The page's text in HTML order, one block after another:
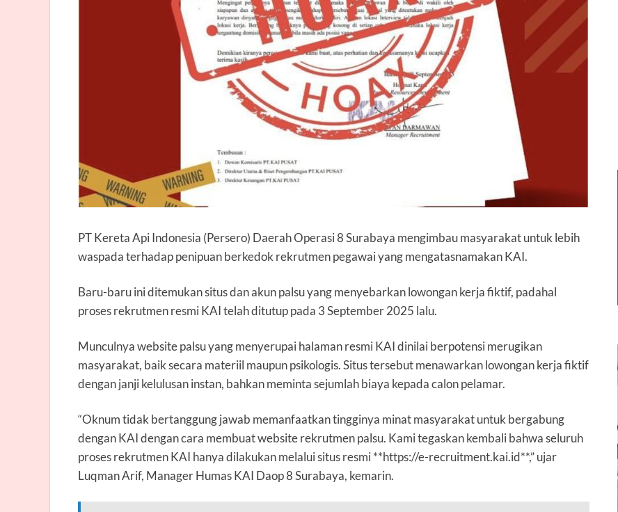
PT Kereta Api Indonesia (Persero) Daerah Operasi 8 Surabaya mengimbau masyarakat untuk lebih
waspada terhadap penipuan berkedok rekrutmen pegawai yang mengatasnamakan KAI.
Baru-baru ini ditemukan situs dan akun palsu yang menyebarkan lowongan kerja fiktif, padahal
proses rekrutmen resmi KAI telah ditutup pada 3 September 2025 lalu.
Munculnya website palsu yang menyerupai halaman resmi KAI dinilai berpotensi merugikan
masyarakat, baik secara materiil maupun psikologis. Situs tersebut menawarkan lowongan kerja fiktif
dengan janji kelulusan instan, bahkan meminta sejumlah biaya kepada calon pelamar.
“Oknum tidak bertanggung jawab memanfaatkan tingginya minat masyarakat untuk bergabung
dengan KAI dengan cara membuat website rekrutmen palsu. Kami tegaskan kembali bahwa seluruh
proses rekrutmen KAI hanya dilakukan melalui situs resmi **https://e-recruitment.kai.id**,” ujar
Luqman Arif, Manager Humas KAI Daop 8 Surabaya, kemarin.